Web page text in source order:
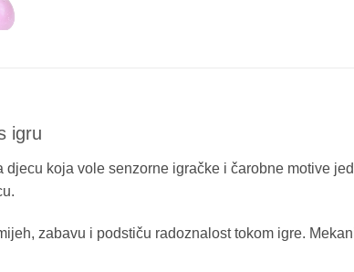
igru
djecu koja vole senzorne igračke i čarobne motive
zabavu i podstiču radoznalost tokom igre.